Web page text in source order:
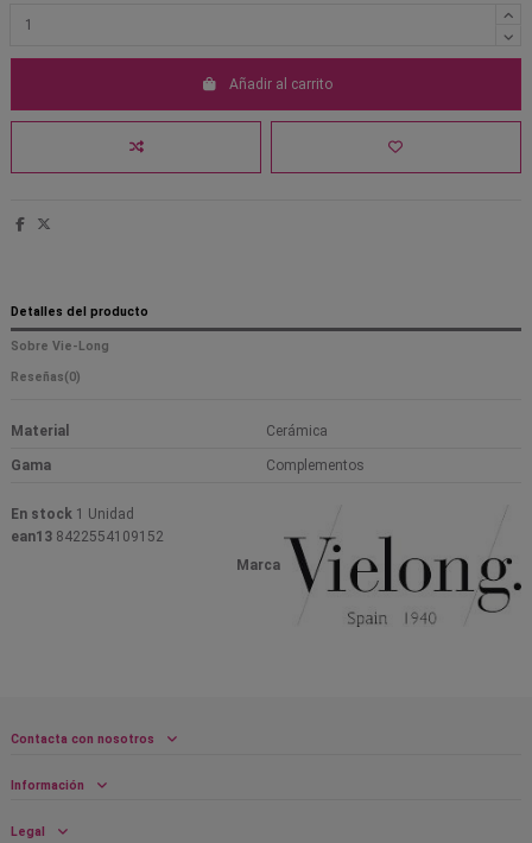
Añadir al carrito
Detalles del producto
Sobre Vie-Long
Reseñas(0)
Material Cerámica
Gama Complementos
Marca
En stock 1 Unidad
ean13 8422554109152
Contacta con nosotros
Información
Legal